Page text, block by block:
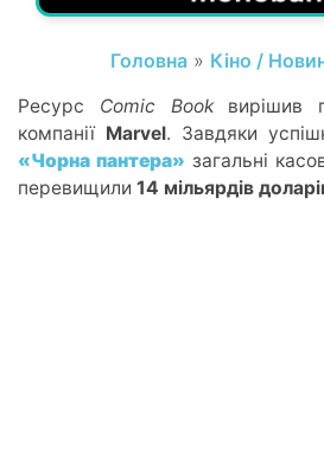
Головна» Кіно /
Ресурс Comic Bookвирішив
компанії Marvel. Завдяки
«Чорна пантера» загальні
перевищили 14 мільярдів